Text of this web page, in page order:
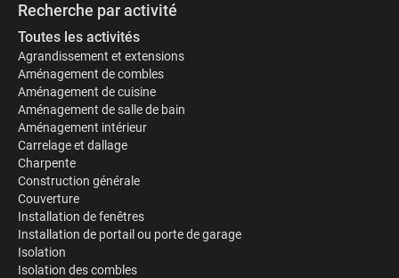
Recherche par activité
Toutes les activités
Agrandissement et extensions
Aménagement de combles
Aménagement de cuisine
Aménagement de salle de bain
Aménagement intérieur
Carrelage et dallage
Charpente
Construction générale
Couverture
Installation de fenêtres
Installation de portail ou porte de garage
Isolation
Isolation des combles